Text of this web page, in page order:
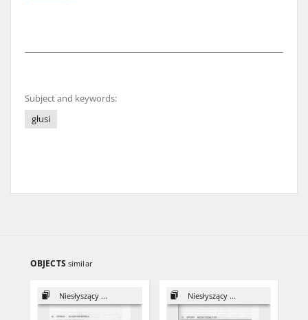
Subject and keywords:
głusi
OBJECTS similar
Niesłyszący ... Niesłyszący ...